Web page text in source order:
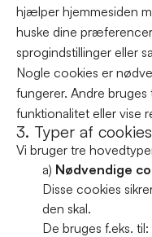
hjælper hjemmesiden
huske dine
sprogindstillinger eller
Nogle cookies er
fungerer. Andre bruges
funktionalitet eller vise
3. Typer af
Vi bruger tre
a) Nødvendige
Disse cookies
den skal.
De bruges f.eks. til: